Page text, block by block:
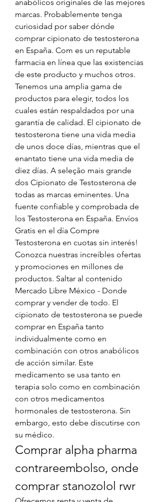
anabólicos originales de las mejores
marcas. Probablemente tenga
curiosidad por saber dónde
comprar cipionato de testosterona
en España. Com es un reputable
farmacia en línea que las existencias
de este producto y muchos otros.
Tenemos una amplia gama de
productos para elegir, todos los
cuales están respaldados por una
garantía de calidad. El cipionato de
testosterona tiene una vida media
de unos doce días, mientras que el
enantato tiene una vida media de
diez días. A seleção mais grande
dos Cipionato de Testosterona de
todas as marcas eminentes. Una
fuente confiable y comprobada de
los Testosterona en España. Envíos
Gratis en el día Compre
Testosterona en cuotas sin interés!
Conozca nuestras increíbles ofertas
y promociones en millones de
productos. Saltar al contenido
Mercado Libre México - Donde
comprar y vender de todo. El
cipionato de testosterona se puede
comprar en España tanto
individualmente como en
combinación con otros anabólicos
de acción similar. Este
medicamento se usa tanto en
terapia solo como en combinación
con otros medicamentos
hormonales de testosterona. Sin
embargo, esto debe discutirse con
su médico.
Comprar alpha pharma
contrareembolso, onde
comprar stanozolol rwr